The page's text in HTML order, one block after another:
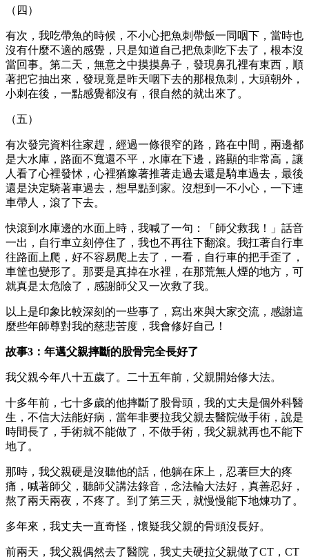
（四）
有次，我吃帶魚的時候，不小心把魚刺帶飯一同咽下，當時也
沒有什麼不適的感覺，只是知道自己把魚刺吃下去了，根本沒
當回事。第二天，無意之中摸摸鼻子，發現鼻孔裡有東西，順
著把它抽出來，發現竟是昨天咽下去的那根魚刺，大頭朝外，
小刺在後，一點感覺都沒有，很自然的就出來了。
（五）
有次發完資料往家趕，經過一條很窄的路，路在中間，兩邊都
是大水庫，路面不寬還不平，水庫在下邊，路顯的非常高，讓
人看了心裡發怵，心裡猶豫著推著走過去還是騎車過去，最後
還是決定騎著車過去，想早點到家。沒想到一不小心，一下連
車帶人，滾了下去。
快滾到水庫邊的水面上時，我喊了一句：「師父救我！」話音
一出，自行車立刻停住了，我也不再往下翻滾。我扛著自行車
往路面上爬，好不容易爬上去了，一看，自行車的把手歪了，
車筐也變形了。那要是真掉在水裡，在那荒無人煙的地方，可
就真是太危險了，感謝師父又一次救了我。
以上是印象比較深刻的一些事了，寫出來與大家交流，感謝這
麼些年師尊對我的慈悲苦度，我會修好自己！
故事3 ：年邁父親摔斷的股骨完全長好了
我父親今年八十五歲了。二十五年前，父親開始修大法。
十多年前，七十多歲的他摔斷了股骨頭，我的丈夫是個外科醫
生，不信大法能好病，當年非要拉我父親去醫院做手術，說是
時間長了，手術就不能做了，不做手術，我父親就再也不能下
地了。
那時，我父親硬是沒聽他的話，他躺在床上，忍著巨大的疼
痛，喊著師父，聽師父講法錄音，念法輪大法好，真善忍好，
熬了兩天兩夜，不疼了。到了第三天，就慢慢能下地煉功了。
多年來，我丈夫一直奇怪，懷疑我父親的骨頭沒長好。
前兩天，我父親偶然去了醫院，我丈夫硬拉父親做了CT ， CT